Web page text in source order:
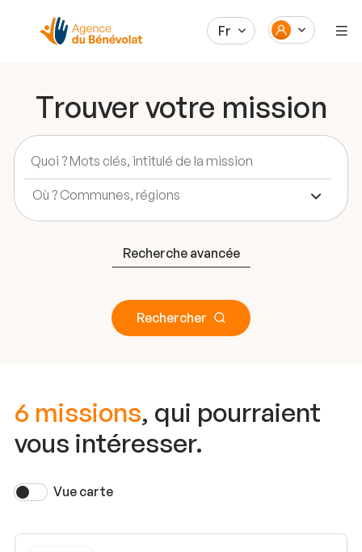
Fr
Trouver votre mission
Recherche avancée
Rechercher
6 missions, qui pourraient
vous intéresser.
Vue carte